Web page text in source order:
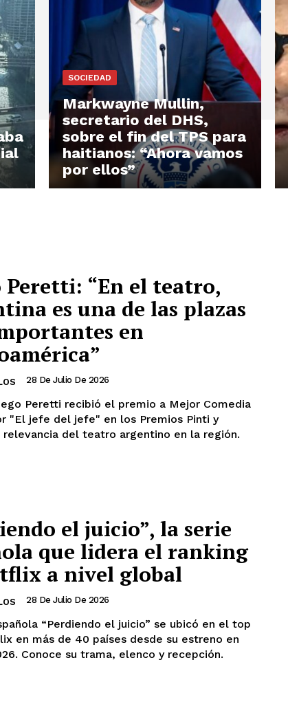
SOCIEDAD
Markwayne Mullin,
secretario del DHS,
sobre el fin del TPS para
haitianos: “Ahora vamos
por ellos”
Peretti: “En el teatro,
es una de las plazas
en
28 De Julio De 2026
Peretti recibió el premio a Mejor Comedia
"El jefe del jefe" en los Premios Pinti y
relevancia del teatro argentino en la región.
el juicio”, la serie
que lidera el ranking
a nivel global
28 De Julio De 2026
“Perdiendo el juicio” se ubicó en el top
en más de 40 países desde su estreno en
Conoce su trama, elenco y recepción.